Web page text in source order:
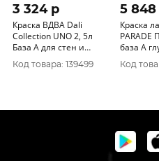
3 324 p
Краска ВДВА Dali
Collection UNO 2, 5л
База А для стен и
потолков
Код товара: 139499
5 848
Краска
PARADE
база А
Россия
Код